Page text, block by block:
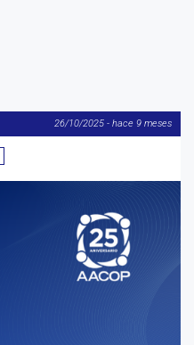
26/10/2025 - hace 9 meses